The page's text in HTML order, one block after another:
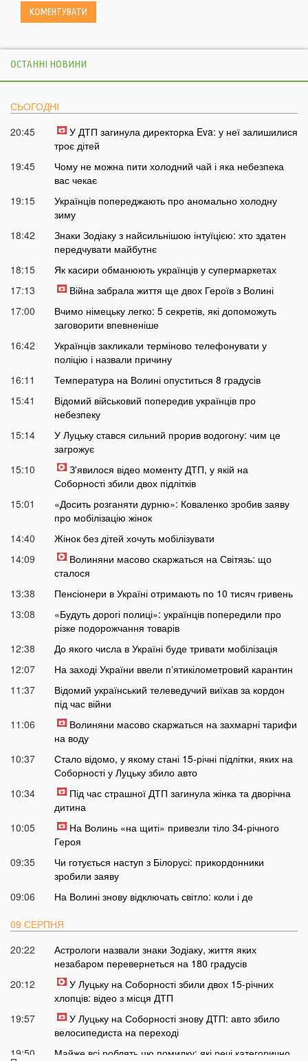
ОСТАННІ НОВИНИ
СЬОГОДНІ
20:45
У ДТП загинула директорка Eva: у неї залишилися
троє дітей
19:45
Чому не можна пити холодний чай і яка небезпека
вас чекає
19:15
Українців попереджають про аномально холодну
зиму
18:42
Знаки Зодіаку з найсильнішою інтуїцією: хто здатен
передчувати майбутнє
18:15
Як касири обманюють українців у супермаркетах
17:13
Війна забрала життя ще двох Героїв з Волині
17:00
Вчимо німецьку легко: 5 секретів, які допоможуть
заговорити впевненіше
16:42
Українців закликали терміново телефонувати у
поліцію і назвали причину
16:11
Температура на Волині опуститься 8 градусів
15:41
Відомий військовий попередив українців про
небезпеку
15:14
У Луцьку стався сильний прорив водогону: чим це
загрожує
15:10
З'явилося відео моменту ДТП, у якій на
Соборності збили двох підлітків
15:01
«Досить розганяти дурню»: Коваленко зробив заяву
про мобілізацію жінок
14:40
Жінок без дітей хочуть мобілізувати
14:09
Волиняни масово скаржаться на Світязь: що
сталося
13:38
Пенсіонери в Україні отримають по 10 тисяч гривень
13:08
«Будуть дорогі полиці»: українців попередили про
різке подорожчання товарів
12:38
До якого числа в Україні буде тривати мобілізація
12:07
На заході України ввели пʼятикілометровий карантин
11:37
Відомий український телеведучий виїхав за кордон
під час війни
11:06
Волиняни масово скаржаться на захмарні тарифи
на воду
10:37
Стало відомо, у якому стані 15-річні підлітки, яких на
Соборності у Луцьку збило авто
10:34
Під час страшної ДТП загинула жінка та дворічна
дитина
10:05
На Волинь «на щиті» привезли тіло 34-річного
Героя
09:35
Чи готується наступ з Білорусі: прикордонники
зробили заяву
09:06
На Волині знову відключать світло: коли і де
09 СЕРПНЯ
20:22
Астрологи назвали знаки Зодіаку, життя яких
незабаром перевернеться на 180 градусів
20:12
У Луцьку на Соборності збили двох 15-річних
хлопців: відео з місця ДТП
19:57
У Луцьку на Соборності знову ДТП: авто збило
велосипедиста на переході
19:50
Майже всі роблять цю помилку: які речі категорично